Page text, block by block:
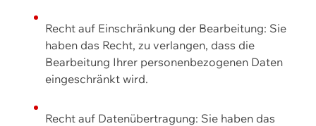
Recht auf Einschränkung der Bearbeitung: Sie
haben das Recht, zu verlangen, dass die
Bearbeitung Ihrer personenbezogenen Daten
eingeschränkt wird.
Recht auf Datenübertragung: Sie haben das